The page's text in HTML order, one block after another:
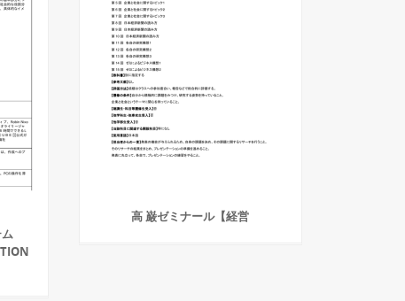
高 巌ゼミナール【経営